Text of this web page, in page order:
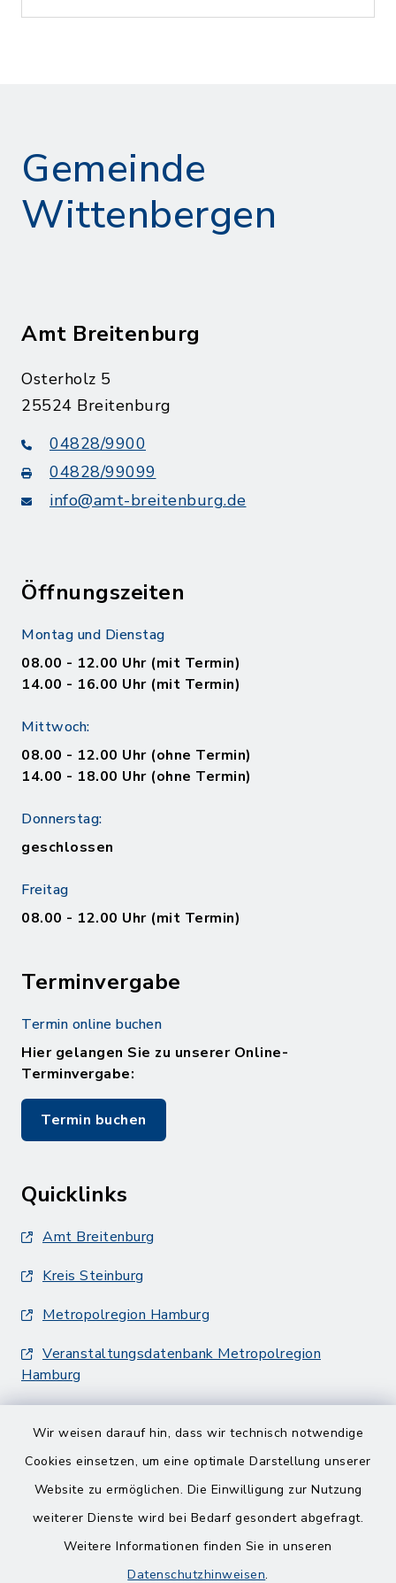
Wir weisen darauf hin, dass wir technisch notwendige
Cookies einsetzen, um eine optimale Darstellung unserer
Website zu ermöglichen. Die Einwilligung zur Nutzung
weiterer Dienste wird bei Bedarf gesondert abgefragt.
Weitere Informationen finden Sie in unseren
Datenschutzhinweisen.
Gemeinde
Wittenbergen
Amt Breitenburg
Osterholz 5
25524 Breitenburg
04828/9900
04828/99099
info@amt-breitenburg.de
Öffnungszeiten
Montag und Dienstag
08.00 - 12.00 Uhr (mit Termin)
14.00 - 16.00 Uhr (mit Termin)
Mittwoch:
08.00 - 12.00 Uhr (ohne Termin)
14.00 - 18.00 Uhr (ohne Termin)
Donnerstag:
geschlossen
Freitag
08.00 - 12.00 Uhr (mit Termin)
Terminvergabe
Termin online buchen
Hier gelangen Sie zu unserer Online-
Terminvergabe:
Termin buchen
Quicklinks
Amt Breitenburg
Kreis Steinburg
Metropolregion Hamburg
Veranstaltungsdatenbank Metropolregion
Hamburg
Barrierefreiheit